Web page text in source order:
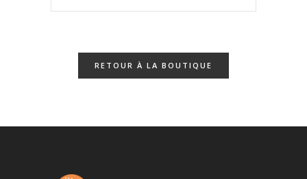
RETOUR À LA BOUTIQUE